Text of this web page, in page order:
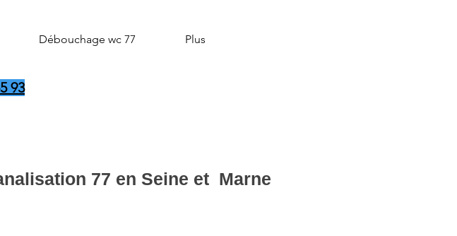
Débouchage wc 77 Plus
93
77 en Seine et Marne